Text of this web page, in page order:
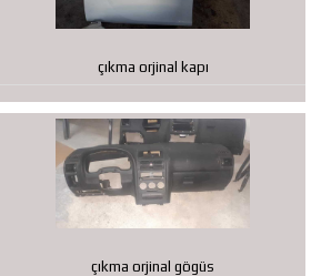
çıkma orjinal kapı
çıkma orjinal gögüs